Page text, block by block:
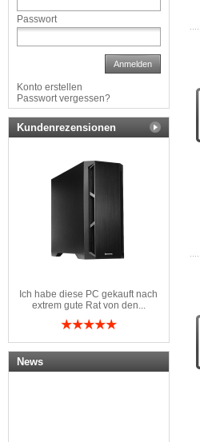
Passwort
Anmelden
Konto erstellen
Passwort vergessen?
Kundenrezensionen
Ich habe diese PC gekauft nach
extrem gute Rat von den...
News